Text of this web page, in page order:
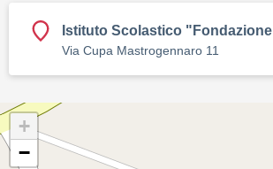
Istituto Scolastico
Via Cupa Mastrogennaro 11
+
−